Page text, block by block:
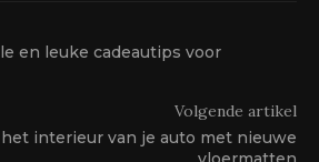
en leuke cadeautips voor
Volgende artikel
interieur van je auto met nieuwe